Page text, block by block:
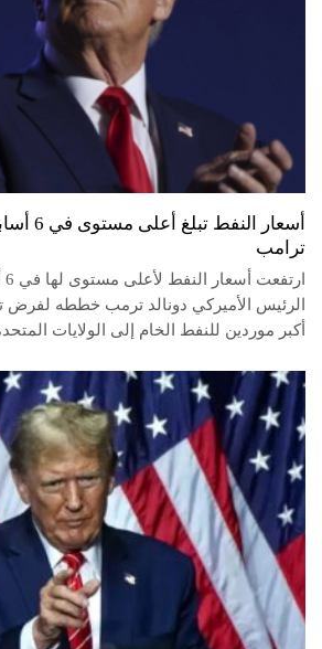
أسعار
ترامب
الرئيس الأميركي دونالد ترمب خططه لفرض
أكبر موردين للنفط الخام إلى الولايات